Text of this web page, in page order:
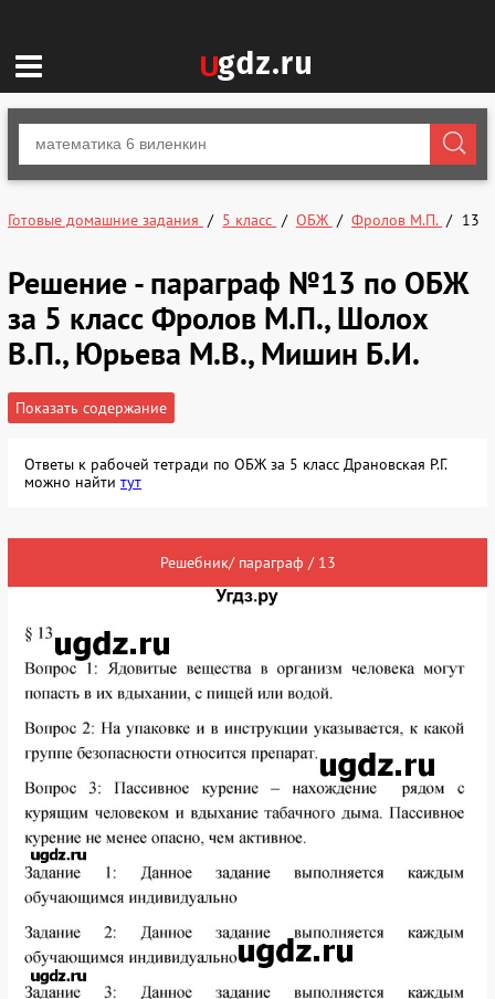
Готовые домашние задания 5 класс ОБЖ Фролов М.П. 13
Решение - параграф №13 по ОБЖ
за 5 класс Фролов М.П., Шолох
В.П., Юрьева М.В., Мишин Б.И.
Показать содержание
Ответы к рабочей тетради по ОБЖ за 5 класс Драновская Р.Г.
можно найти тут
Решебник/ параграф / 13